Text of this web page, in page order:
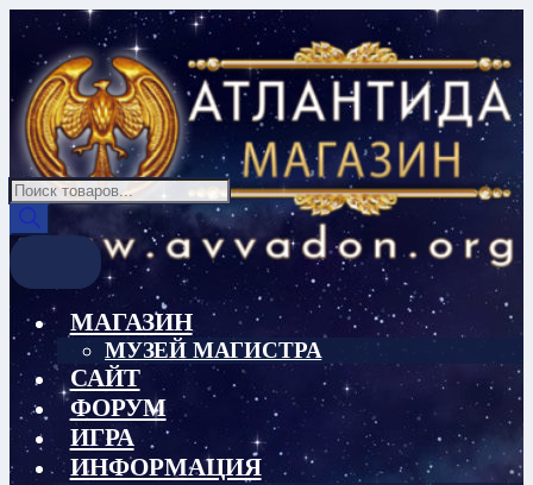
Перейти
навигации
Перейти
содержимому
Поиск
товаров
МАГАЗИН
МУЗЕЙ МАГИСТРА
САЙТ
ФОРУМ
ИГРА
ИНФОРМАЦИЯ